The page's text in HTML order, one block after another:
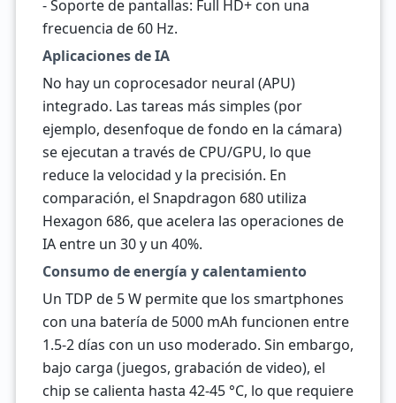
- Soporte de pantallas: Full HD+ con una
frecuencia de 60 Hz.
Aplicaciones de IA
No hay un coprocesador neural (APU)
integrado. Las tareas más simples (por
ejemplo, desenfoque de fondo en la cámara)
se ejecutan a través de CPU/GPU, lo que
reduce la velocidad y la precisión. En
comparación, el Snapdragon 680 utiliza
Hexagon 686, que acelera las operaciones de
IA entre un 30 y un 40%.
Consumo de energía y calentamiento
Un TDP de 5 W permite que los smartphones
con una batería de 5000 mAh funcionen entre
1.5-2 días con un uso moderado. Sin embargo,
bajo carga (juegos, grabación de video), el
chip se calienta hasta 42-45 °C, lo que requiere